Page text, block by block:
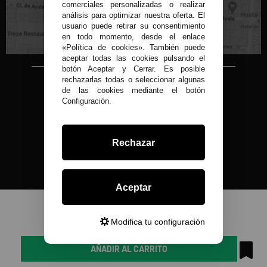
AÑADIR AL CARRITO
C/ Conde de Peñalver, 22 MADRID
Copyright © 2015-2026
Condor 1935.
Todos nuestros precios son IVA Incluido
Desarrollado por
comerciales personalizadas o realizar
análisis para optimizar nuestra oferta. El
usuario puede retirar su consentimiento
en todo momento, desde el enlace
«Política de cookies». También puede
aceptar todas las cookies pulsando el
botón Aceptar y Cerrar. Es posible
rechazarlas todas o seleccionar algunas
de las cookies mediante el botón
Configuración.
Rechazar
Aceptar
Modifica tu configuración